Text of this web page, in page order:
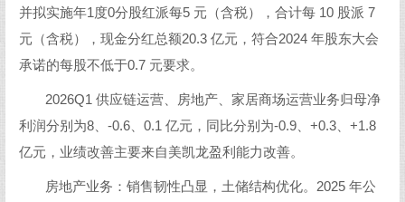
并拟实施年1度0分股红派每5 元（含税），合计每 10 股派 7
元（含税），现金分红总额20.3 亿元，符合2024 年股东大会
承诺的每股不低于0.7 元要求。
2026Q1 供应链运营、房地产、家居商场运营业务归母净
利润分别为8、-0.6、0.1 亿元，同比分别为-0.9、+0.3、+1.8
亿元，业绩改善主要来自美凯龙盈利能力改善。
房地产业务：销售韧性凸显，土储结构优化。2025 年公